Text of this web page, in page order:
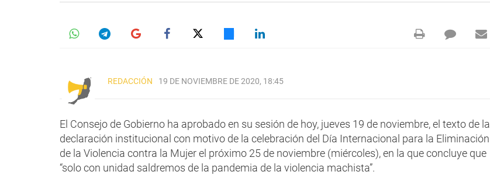
REDACCIÓN 19 DE NOVIEMBRE DE 2020, 18:45
El Consejo de Gobierno ha aprobado en su sesión de hoy, jueves 19 de noviembre, el texto de la
declaración institucional con motivo de la celebración del Día Internacional para la Eliminación
de la Violencia contra la Mujer el próximo 25 de noviembre (miércoles), en la que concluye que
“solo con unidad saldremos de la pandemia de la violencia machista”.